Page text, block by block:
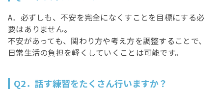
A．必ずしも、不安を完全になくすことを目標にする必
要はありません。
不安があっても、関わり方や考え方を調整することで、
日常生活の負担を軽くしていくことは可能です。
Q2．話す練習をたくさん行いますか？